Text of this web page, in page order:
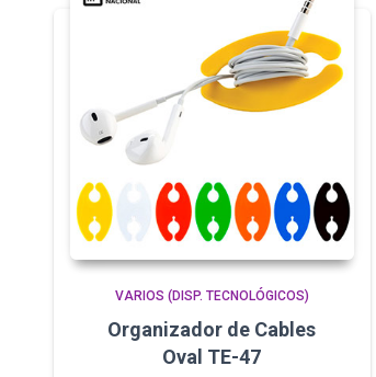
VARIOS (DISP. TECNOLÓGICOS)
Organizador de Cables
Oval TE-47